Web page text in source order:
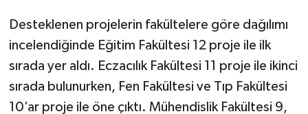
Desteklenen projelerin fakültelere göre dağılımı
incelendiğinde Eğitim Fakültesi 12 proje ile ilk
sırada yer aldı. Eczacılık Fakültesi 11 proje ile ikinci
sırada bulunurken, Fen Fakültesi ve Tıp Fakültesi
10’ar proje ile öne çıktı. Mühendislik Fakültesi 9,